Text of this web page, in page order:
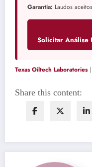
Garantia: Laudos
Solicitar Análise
Texas Oiltech Laboratories|
Share this content: